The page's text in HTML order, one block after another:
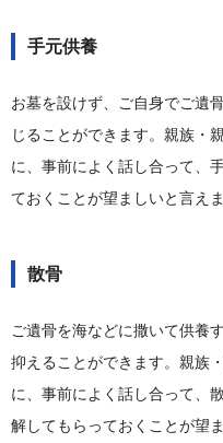
手元供養
お墓を設けず、ご自身でご遺
じることができます。親族・
に、事前によく話し合って、
ておくことが望ましいと言えま
散骨
ご遺骨を海などに撒いて供養
抑えることができます。親族
に、事前によく話し合って、
解してもらっておくことが望